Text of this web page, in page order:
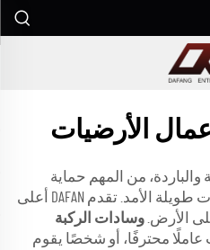
الأرضيات
من المهم حماية
ركبتيك لراحتك ولتجنب الإصابات طويلة الأمد. تقدم DAFAN أعلى
الأرض. وسادات الركبة
محترفًا، أو شخصًا يقوم